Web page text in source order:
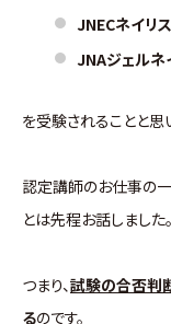
JNECネイリ
JNAジェル
を受験されることと思
認定講師のお仕事の一
とは先程お話しました。
つまり、試験の合否判
るのです。